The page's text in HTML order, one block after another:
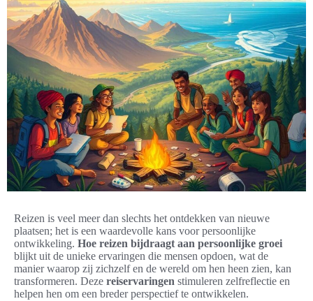
Reizen is veel meer dan slechts het ontdekken van nieuwe
plaatsen; het is een waardevolle kans voor persoonlijke
ontwikkeling. Hoe reizen bijdraagt aan persoonlijke groei
blijkt uit de unieke ervaringen die mensen opdoen, wat de
manier waarop zij zichzelf en de wereld om hen heen zien, kan
transformeren. Deze reiservaringen stimuleren zelfreflectie en
helpen hen om een breder perspectief te ontwikkelen.